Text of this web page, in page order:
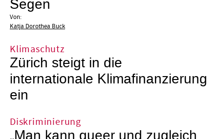
Segen
Von:
Katja Dorothea Buck
Klimaschutz
Zürich steigt in die
internationale Klimafinanzierung
ein
Diskriminierung